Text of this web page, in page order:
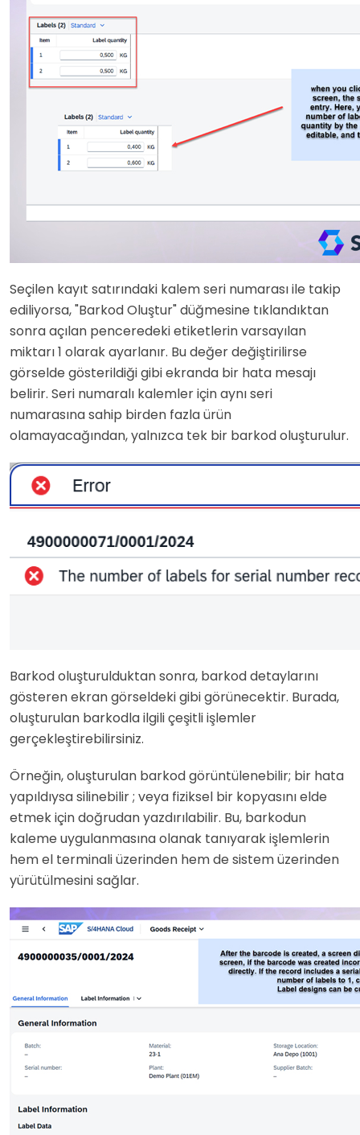
Seçilen kayıt satırındaki kalem seri numarası ile takip
ediliyorsa, "Barkod Oluştur" düğmesine tıklandıktan
sonra açılan penceredeki etiketlerin varsayılan
miktarı 1 olarak ayarlanır. Bu değer değiştirilirse
görselde gösterildiği gibi ekranda bir hata mesajı
belirir. Seri numaralı kalemler için aynı seri
numarasına sahip birden fazla ürün
olamayacağından, yalnızca tek bir barkod oluşturulur.
Barkod oluşturulduktan sonra, barkod detaylarını
gösteren ekran görseldeki gibi görünecektir. Burada,
oluşturulan barkodla ilgili çeşitli işlemler
gerçekleştirebilirsiniz.
Örneğin, oluşturulan barkod görüntülenebilir; bir hata
yapıldıysa silinebilir ; veya fiziksel bir kopyasını elde
etmek için doğrudan yazdırılabilir. Bu, barkodun
kaleme uygulanmasına olanak tanıyarak işlemlerin
hem el terminali üzerinden hem de sistem üzerinden
yürütülmesini sağlar.